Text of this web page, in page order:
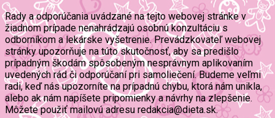
Rady a odporúčania uvádzané na tejto webovej stránke v
žiadnom prípade nenahrádzajú osobnú konzultáciu s
odborníkom a lekárske vyšetrenie. Prevádzkovateľ webovej
stránky upozorňuje na túto skutočnosť, aby sa predišlo
prípadným škodám spôsobeným nesprávnym aplikovaním
uvedených rád či odporúčaní pri samoliečení. Budeme veľmi
radi, keď nás upozorníte na prípadnú chybu, ktorá nám unikla,
alebo ak nám napíšete pripomienky a návrhy na zlepšenie.
Môžete použiť mailovú adresu redakcia@dieta.sk.